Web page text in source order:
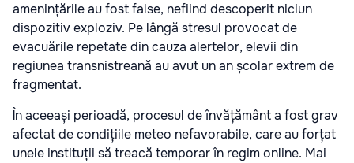
amenințările au fost false, nefiind descoperit niciun
dispozitiv exploziv. Pe lângă stresul provocat de
evacuările repetate din cauza alertelor, elevii din
regiunea transnistreană au avut un an școlar extrem de
fragmentat.
În aceeași perioadă, procesul de învățământ a fost grav
afectat de condițiile meteo nefavorabile, care au forțat
unele instituții să treacă temporar în regim online. Mai